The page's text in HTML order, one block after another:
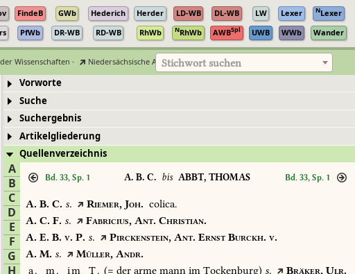
FindeB GWb Hederich Herder LD-WB DL-WB LW Lexer NLexer
PfWb DR-WB RD-WB RhWb NRhWb AWBSpl UWB WWb Wander
Wissenschaften · Niedersächsische Akademie der Wissenschaften zu Göttingen
Stichwort suchen
Vorworte
Suche
Suchergebnis
Artikelgliederung
Quellenverzeichnis
A
B
C
D
E
F
G
Bd. 33, Sp. 1 A. B. C. bis ABBT, THOMAS Bd. 33, Sp. 1
A. B. C. s. Riemer, Joh. colica.
A. C. F. s. Fabricius, Ant. Christian.
A. E. B. v. P. s. Pirckenstein, Ant. ErnstBurckh. v.
A. M. s. Müller, Andr.
a.
m. im T. (= der arme mann im Tockenburg) s. Bräker, Ulr.